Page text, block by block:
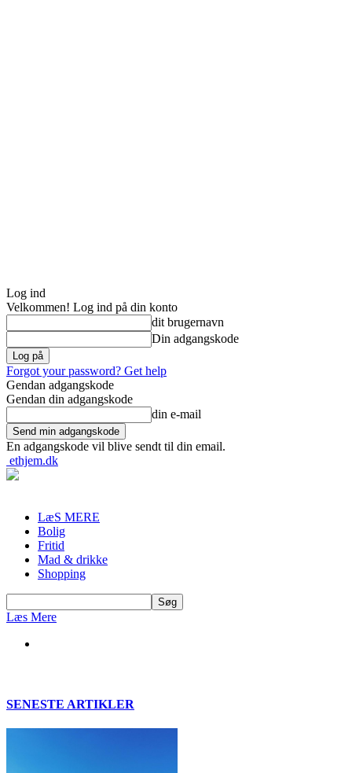
Log ind
Velkommen! Log ind på din konto
dit brugernavn
Din adgangskode
Forgot your password? Get help
Gendan adgangskode
Gendan din adgangskode
din e-mail
En adgangskode vil blive sendt til din email.
ethjem.dk
LæS MERE
Bolig
Fritid
Mad & drikke
Shopping
Læs Mere
SENESTE ARTIKLER